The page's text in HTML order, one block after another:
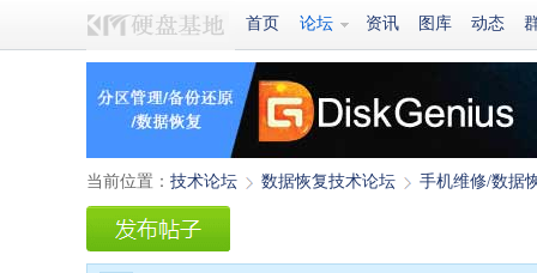
首页 论坛 资讯 图库 动态
当前位置： 技术论坛 数据恢复技术论坛 手机维修/数据